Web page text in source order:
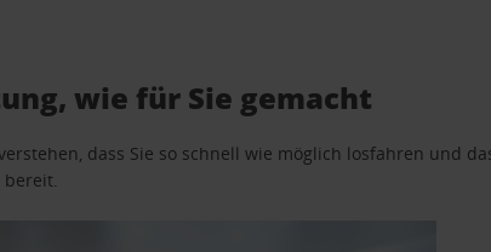
wie für Sie gemacht
dass Sie so schnell wie möglich losfahren und